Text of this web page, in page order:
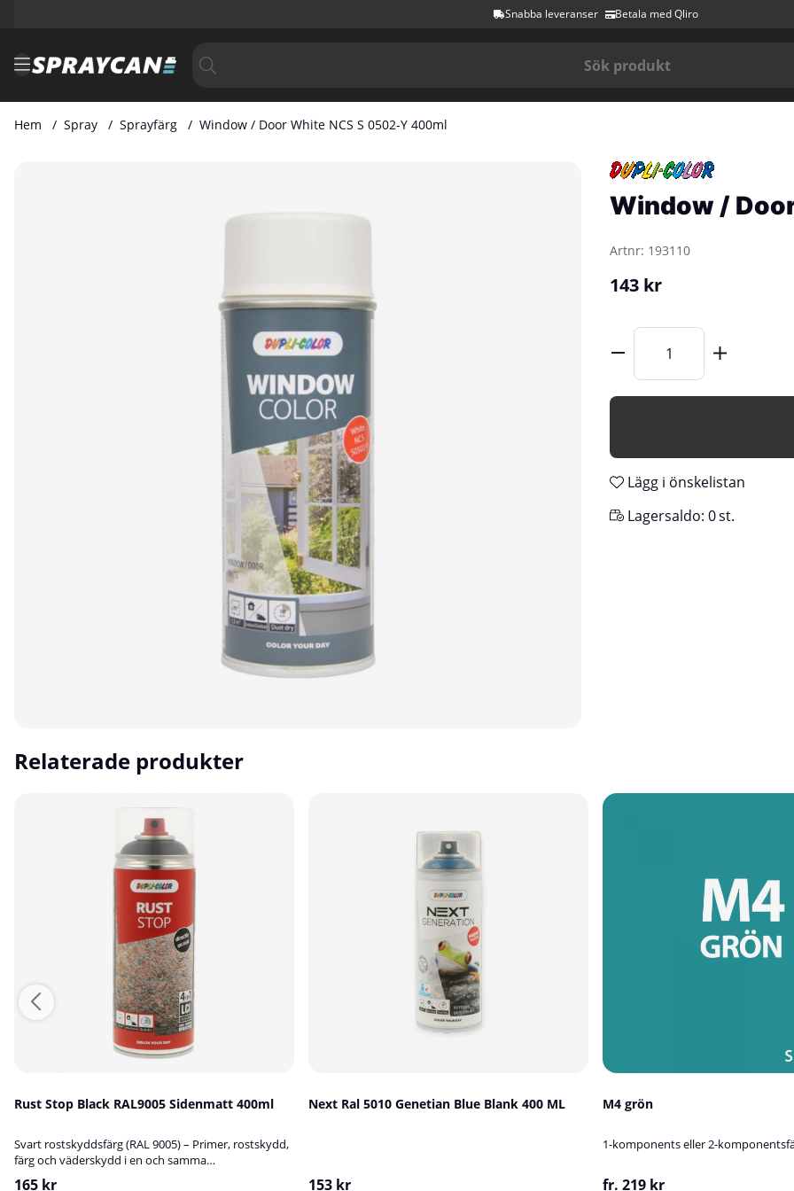
Snabba leveranser Betala med Qliro
Hem Spray Sprayfärg Window / Door White NCS S 0502-Y 400ml
Window /
Artnr: 193110
143 kr
Lägg i önskelistan
Lagersaldo: 0st.
Relaterade produkter
Rust Stop Black RAL9005 Sidenmatt 400ml
Svart rostskyddsfärg (RAL 9005) – Primer, rostskydd,
färg och väderskydd i en och samma
sprayburk!Rostskyddsfärg i spray som inte bara ger
165 kr
Next Ral 5010 Genetian Blue Blank 400 ML
153 kr
M4 grön
1-komponents eller 2-
fr. 219 kr